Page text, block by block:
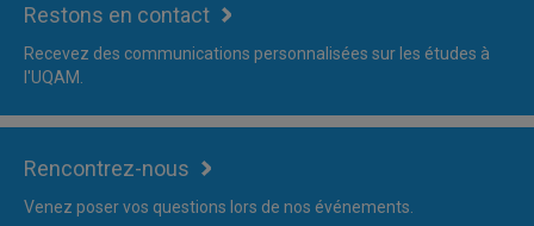
Restons en contact
Recevez des communications personnalisées sur les études à
l'UQAM.
Rencontrez-nous
Venez poser vos questions lors de nos événements.